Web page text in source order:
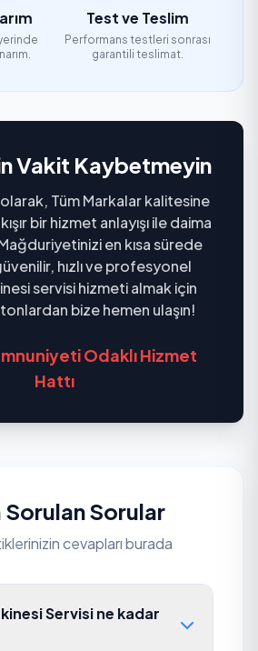
Test ve Teslim
Performans testleri sonrası
garantili teslimat.
Vakit Kaybetmeyin
Tüm Markalar kalitesine
bir hizmet anlayışı ile daima
Mağduriyetinizi en kısa sürede
hızlı ve profesyonel
servisi hizmeti almak için
bize hemen ulaşın!
Odaklı Hizmet
Hattı
Sorulan Sorular
cevapları burada
Servisi ne kadar